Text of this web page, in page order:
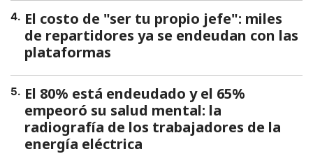
4. El costo de "ser tu propio jefe": miles
de repartidores ya se endeudan con las
plataformas
5. El 80% está endeudado y el 65%
empeoró su salud mental: la
radiografía de los trabajadores de la
energía eléctrica